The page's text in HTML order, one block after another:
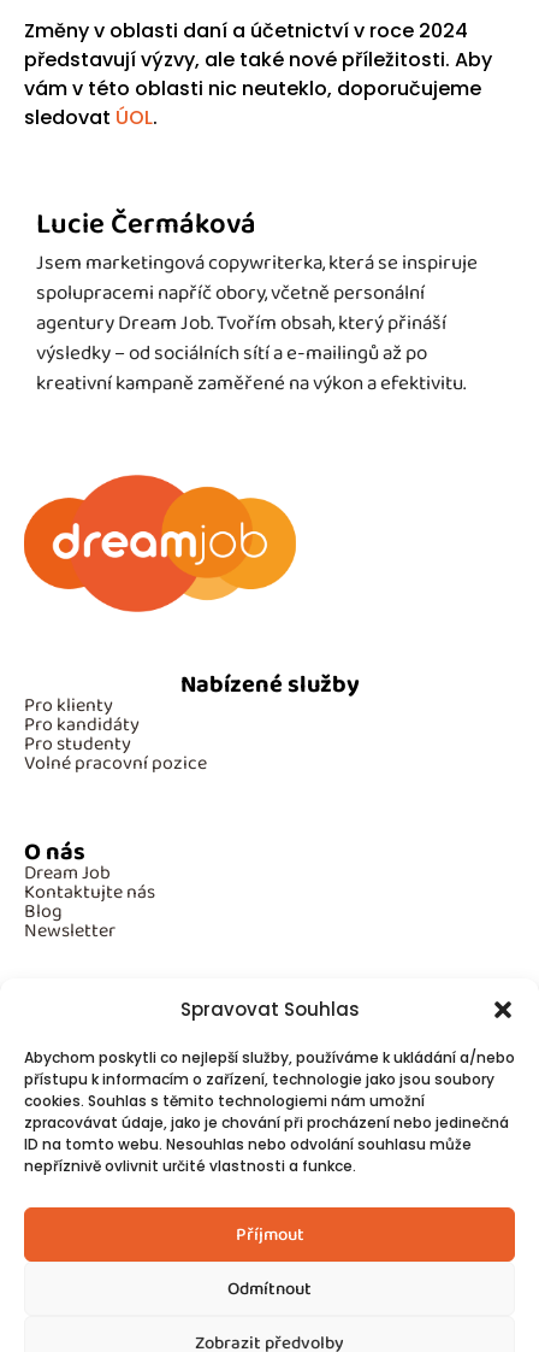
Spravovat Souhlas
Abychom poskytli co nejlepší služby, používáme k ukládání a/nebo
přístupu k informacím o zařízení, technologie jako jsou soubory
cookies. Souhlas s těmito technologiemi nám umožní
zpracovávat údaje, jako je chování při procházení nebo jedinečná
ID na tomto webu. Nesouhlas nebo odvolání souhlasu může
nepříznivě ovlivnit určité vlastnosti a funkce.
Příjmout
Odmítnout
Zobrazit předvolby
Změny v oblasti daní a účetnictví v roce 2024
představují výzvy, ale také nové příležitosti. Aby
vám v této oblasti nic neuteklo, doporučujeme
sledovat ÚOL.
Lucie Čermáková
Jsem marketingová copywriterka, která se inspiruje
spolupracemi napříč obory, včetně personální
agentury Dream Job. Tvořím obsah, který přináší
výsledky – od sociálních sítí a e-mailingů až po
kreativní kampaně zaměřené na výkon a efektivitu.
Nabízené služby
Pro klienty
Pro kandidáty
Pro studenty
Volné pracovní pozice
O nás
Dream Job
Kontaktujte nás
Blog
Newsletter
Povinné informace
GDPR
Cookies
Spojte se s námi!